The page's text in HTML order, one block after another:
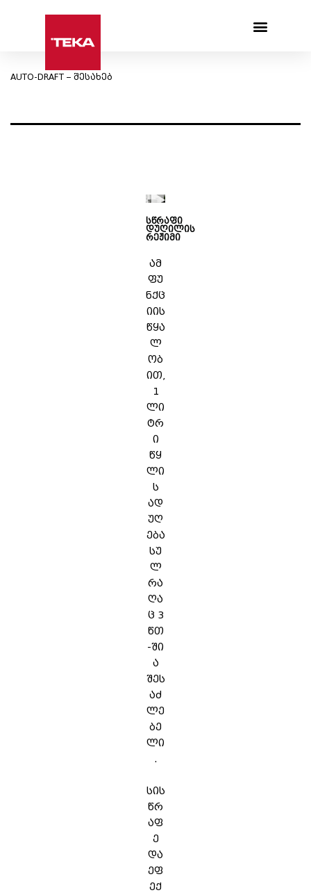
AUTO-DRAFT – შესახებ
სწრაფი
დუღილის
რეჟიმი
ამ
ფუ
ნქც
იის
წყა
ლ
ობ
ით,
1
ლი
ტრ
ი
წყ
ლი
ს
ად
უღ
ება
სუ
ლ
რა
ღა
ც 3
წთ
-ში
ა
შეს
აძ
ლე
ბე
ლი
.
სის
წრ
აფ
ე
და
ეფ
ექ